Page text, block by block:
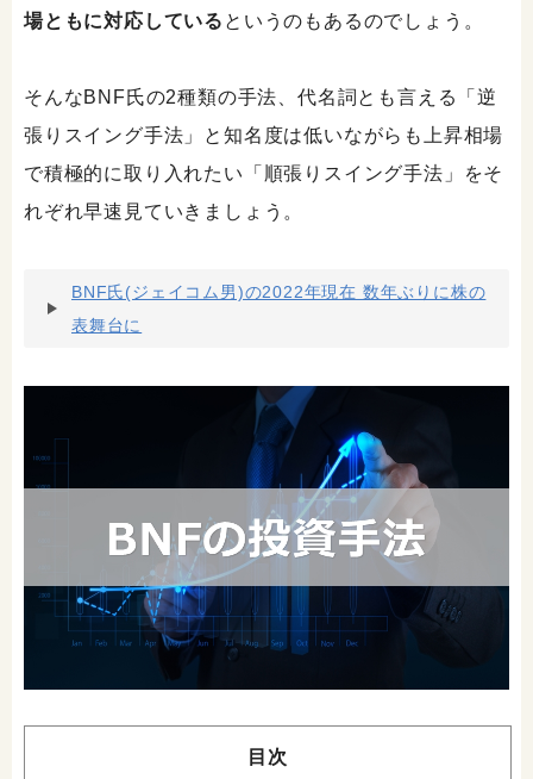
場ともに対応している というのもあるのでしょう。
そんなBNF氏の2種類の手法、代名詞とも言える「逆
張りスイング手法」と知名度は低いながらも上昇相場
で積極的に取り入れたい「順張りスイング手法」をそ
れぞれ早速見ていきましょう。
BNF氏(ジェイコム男)の2022年現在 数年ぶりに株の
表舞台に
目次